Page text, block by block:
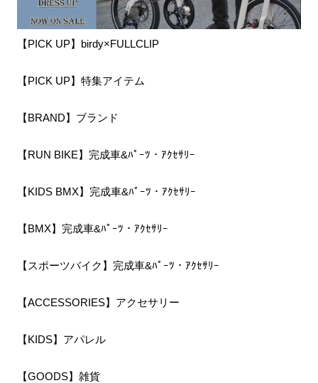
【PICK UP】birdy×FULLCLIP
【PICK UP】特集アイテム
【BRAND】ブランド
【RUN BIKE】完成車&ﾊﾟｰﾂ・ｱｸｾｻﾘｰ
【KIDS BMX】完成車&ﾊﾟｰﾂ・ｱｸｾｻﾘｰ
【BMX】完成車&ﾊﾟｰﾂ・ｱｸｾｻﾘｰ
【スポーツバイク】完成車&ﾊﾟｰﾂ・ｱｸｾｻﾘｰ
【ACCESSORIES】アクセサリー
【KIDS】アパレル
【GOODS】雑貨